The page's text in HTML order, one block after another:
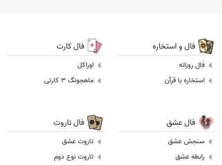
فال و استخاره
فال روزانه
استخاره با قرآن
فال کارت
اوراکل
ماهجونگ 3 کارتی
فال عشق
سنجش عشق
رابطه عشق
فال تاروت
تاروت عشق
تاروت نوع دوم